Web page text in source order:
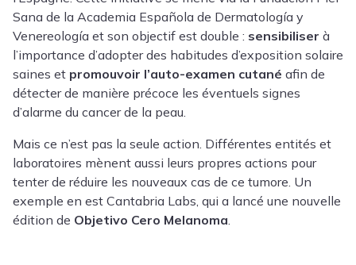
Sana de la Academia Española de Dermatología y
Venereología et son objectif est double : sensibiliser à
l’importance d’adopter des habitudes d’exposition solaire
saines et promouvoir l’auto-examen cutané afin de
détecter de manière précoce les éventuels signes
d’alarme du cancer de la peau.
Mais ce n’est pas la seule action. Différentes entités et
laboratoires mènent aussi leurs propres actions pour
tenter de réduire les nouveaux cas de ce tumore. Un
exemple en est Cantabria Labs, qui a lancé une nouvelle
édition de Objetivo Cero Melanoma